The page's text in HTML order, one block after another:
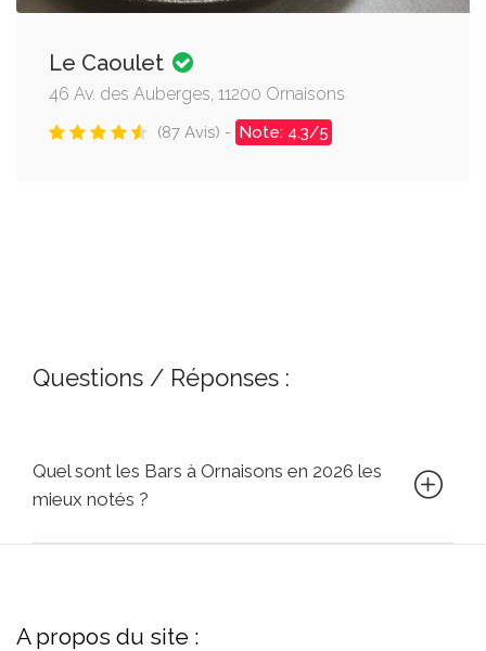
Le Caoulet
46 Av. des Auberges, 11200 Ornaisons
(87 Avis) - Note: 4.3/5
Questions / Réponses :
Quel sont les Bars à Ornaisons en 2026 les
mieux notés ?
A propos du site :